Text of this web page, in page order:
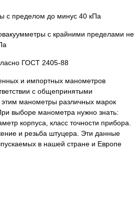
с пределом до минус 40 кПа
с крайними пределами не
ГОСТ 2405-88
и импортных манометров
с общепринятыми
этим манометры различных марок
выборе манометра нужно знать:
корпуса, класс точности прибора.
и резьба штуцера. Эти данные
в нашей стране и Европе